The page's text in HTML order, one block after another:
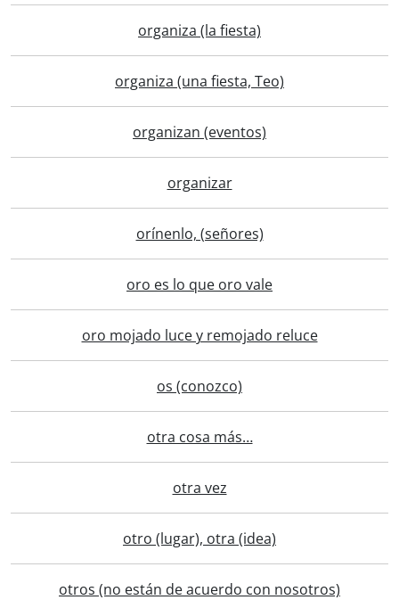
organiza (la fiesta)
organiza (una fiesta, Teo)
organizan (eventos)
organizar
orínenlo, (señores)
oro es lo que oro vale
oro mojado luce y remojado reluce
os (conozco)
otra cosa más…
otra vez
otro (lugar), otra (idea)
otros (no están de acuerdo con nosotros)